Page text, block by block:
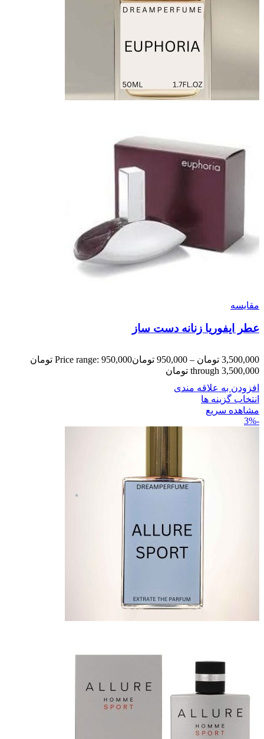
مقایسه
عطر ایفوریا زنانه دست ساز
3,500,000 تومان –
950,000 تومان
Price range: 950,000 تومان
through 3,500,000 تومان
افزودن به علاقه مندی
انتخاب گزینه ها
مشاهده سریع
-3%